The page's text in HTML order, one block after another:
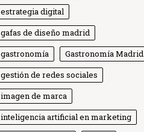
estrategia digital
gafas de diseño madrid
gastronomía
Gastronomía Madrid
gestión de redes sociales
imagen de marca
inteligencia artificial en marketing